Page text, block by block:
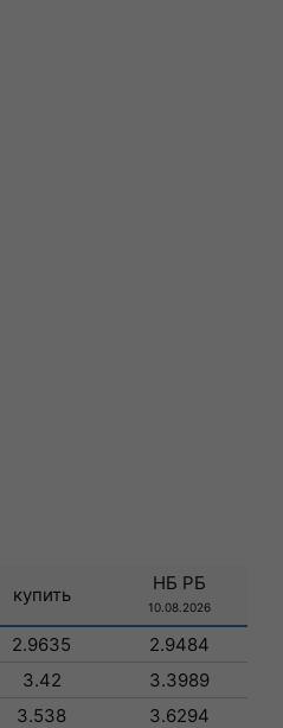
купить
НБ РБ
10.08.2026
2.9635
2.9484
3.42
3.3989
3.538
3.6294